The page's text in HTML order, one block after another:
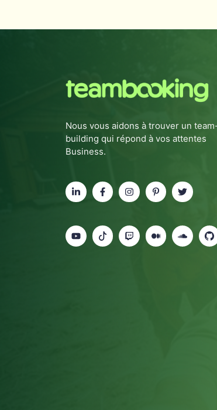
Nous vous aidons à trouver un
building qui répond à vos attentes
Business.